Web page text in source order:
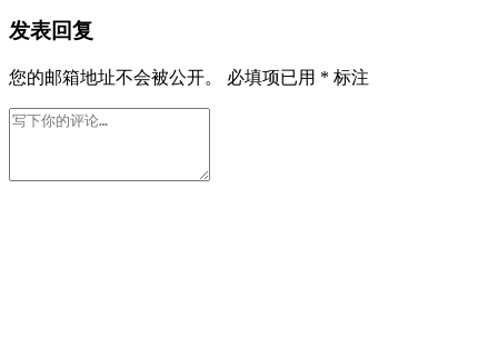
发表回复
您的邮箱地址不会被公开。 必填项已用 * 标注